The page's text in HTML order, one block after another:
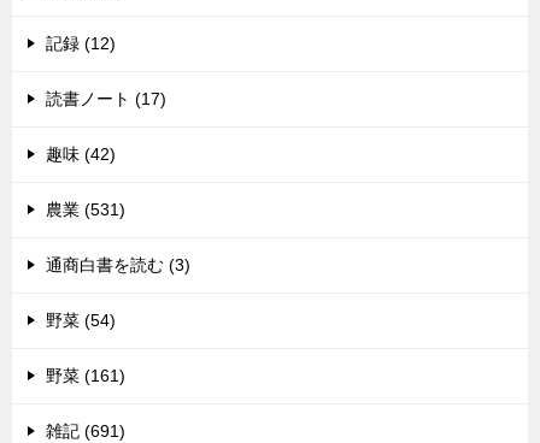
記録 (12)
読書ノート (17)
趣味 (42)
農業 (531)
通商白書を読む (3)
野菜 (54)
野菜 (161)
雑記 (691)